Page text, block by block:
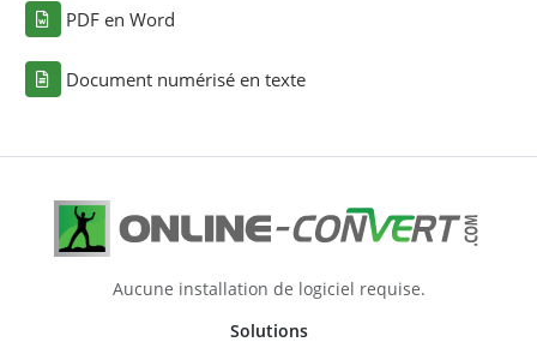
PDF en Word
Document numérisé en texte
Aucune installation de logiciel requise.
Solutions